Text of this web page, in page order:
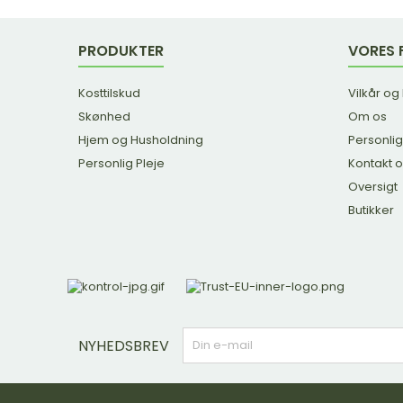
PRODUKTER
Kosttilskud
Skønhed
Hjem og Husholdning
Personlig Pleje
VORES
Vilkår
Om os
Kontakt
Oversigt
Butikker
NYHEDSBREV